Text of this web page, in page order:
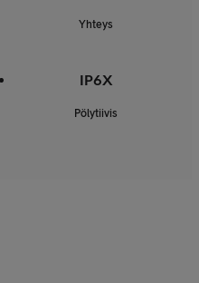
Yhteys
IP6X
Pölytiivis